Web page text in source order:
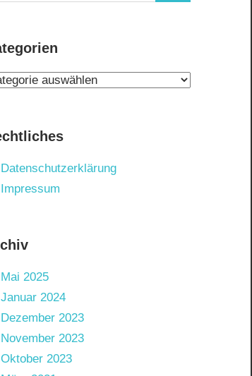
Datenschutzerklärung
Impressum
Mai 2025
Januar 2024
Dezember 2023
November 2023
Oktober 2023